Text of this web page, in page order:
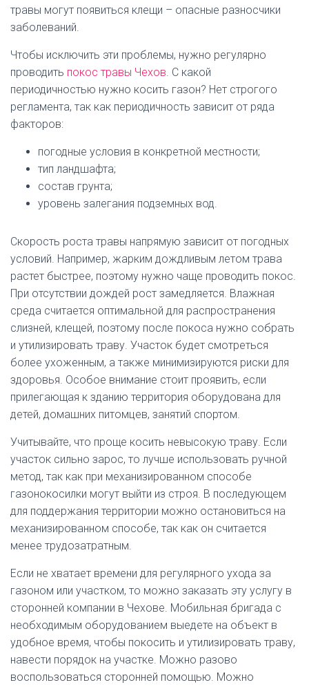
травы могут появиться клещи – опасные разносчики
заболеваний.
Чтобы исключить эти проблемы, нужно регулярно
проводить покос травы Чехов. С какой
периодичностью нужно косить газон? Нет строгого
регламента, так как периодичность зависит от ряда
факторов:
погодные условия в конкретной местности;
тип ландшафта;
состав грунта;
уровень залегания подземных вод.
Скорость роста травы напрямую зависит от погодных
условий. Например, жарким дождливым летом трава
растет быстрее, поэтому нужно чаще проводить покос.
При отсутствии дождей рост замедляется. Влажная
среда считается оптимальной для распространения
слизней, клещей, поэтому после покоса нужно собрать
и утилизировать траву. Участок будет смотреться
более ухоженным, а также минимизируются риски для
здоровья. Особое внимание стоит проявить, если
прилегающая к зданию территория оборудована для
детей, домашних питомцев, занятий спортом.
Учитывайте, что проще косить невысокую траву. Если
участок сильно зарос, то лучше использовать ручной
метод, так как при механизированном способе
газонокосилки могут выйти из строя. В последующем
для поддержания территории можно остановиться на
механизированном способе, так как он считается
менее трудозатратным.
Если не хватает времени для регулярного ухода за
газоном или участком, то можно заказать эту услугу в
сторонней компании в Чехове. Мобильная бригада с
необходимым оборудованием выедете на объект в
удобное время, чтобы покосить и утилизировать траву,
навести порядок на участке. Можно разово
воспользоваться сторонней помощью. Можно